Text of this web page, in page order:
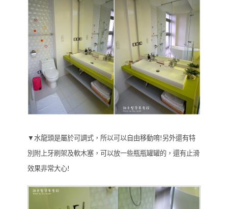
▼水龍頭是屬於可調式，所以可以自由移動唷!另外還有特
別附上牙刷架及軟木塞，可以放一些瓶瓶罐罐的，還有止滑
效果非常大心!